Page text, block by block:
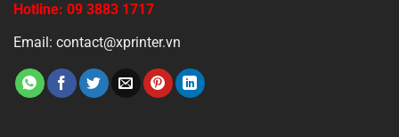
Hotline: 09 3883 1717
Email: contact@xprinter.vn